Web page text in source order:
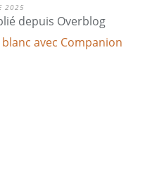
2025
depuis Overblog